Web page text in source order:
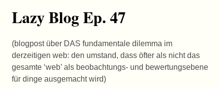
Lazy Blog Ep. 47
(blogpost über DAS fundamentale dilemma im
derzeitigen web: den umstand, dass öfter als nicht das
gesamte ‘web’ als beobachtungs- und bewertungsebene
für dinge ausgemacht wird)